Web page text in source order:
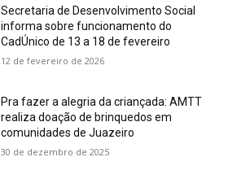
Secretaria de Desenvolvimento Social
informa sobre funcionamento do
CadÚnico de 13 a 18 de fevereiro
12 de fevereiro de 2026
Pra fazer a alegria da criançada: AMTT
realiza doação de brinquedos em
comunidades de Juazeiro
30 de dezembro de 2025